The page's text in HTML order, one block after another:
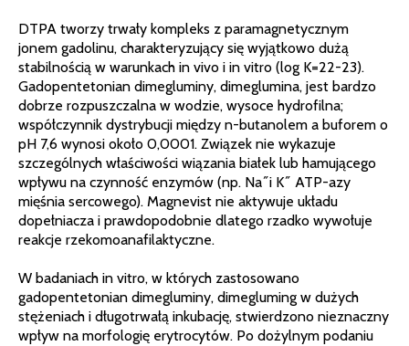
DTPA tworzy trwały kompleks z paramagnetycznym
jonem gadolinu, charakteryzujący się wyjątkowo dużą
stabilnością w warunkach in vivo i in vitro (log K=22-23).
Gadopentetonian dimegluminy, dimeglumina, jest bardzo
dobrze rozpuszczalna w wodzie, wysoce hydrofilna;
współczynnik dystrybucji między n-butanolem a buforem o
pH 7,6 wynosi około 0,0001. Związek nie wykazuje
szczególnych właściwości wiązania białek lub hamującego
wpływu na czynność enzymów (np. Na˝i K˝ ATP-azy
mięśnia sercowego). Magnevist nie aktywuje układu
dopełniacza i prawdopodobnie dlatego rzadko wywołuje
reakcje rzekomoanafilaktyczne.
W badaniach in vitro, w których zastosowano
gadopentetonian dimegluminy, dimegluming w dużych
stężeniach i długotrwałą inkubację, stwierdzono nieznaczny
wpływ na morfologię erytrocytów. Po dożylnym podaniu